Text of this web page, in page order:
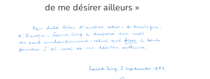
de me désirer ailleurs »